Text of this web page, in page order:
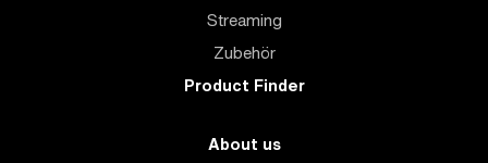
Streaming
Zubehör
Product Finder
About us